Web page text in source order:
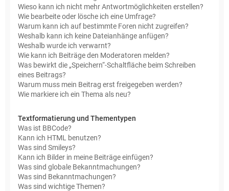
Wieso kann ich nicht mehr Antwortmöglichkeiten erstellen?
Wie bearbeite oder lösche ich eine Umfrage?
Warum kann ich auf bestimmte Foren nicht zugreifen?
Weshalb kann ich keine Dateianhänge anfügen?
Weshalb wurde ich verwarnt?
Wie kann ich Beiträge den Moderatoren melden?
Was bewirkt die „Speichern“-Schaltfläche beim Schreiben
eines Beitrags?
Warum muss mein Beitrag erst freigegeben werden?
Wie markiere ich ein Thema als neu?
Textformatierung und Thementypen
Was ist BBCode?
Kann ich HTML benutzen?
Was sind Smileys?
Kann ich Bilder in meine Beiträge einfügen?
Was sind globale Bekanntmachungen?
Was sind Bekanntmachungen?
Was sind wichtige Themen?